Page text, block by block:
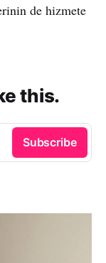
de hizmete
this.
Subscribe